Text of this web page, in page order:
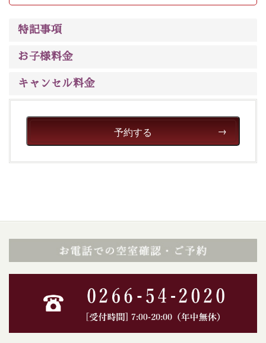
特記事項
お子様料金
キャンセル料金
予約する